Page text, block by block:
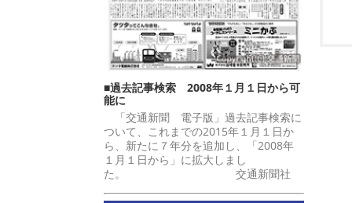
■過去記事検索 2008年１月１日から可
能に
「交通新聞 電子版」過去記事検索に
ついて、これまでの2015年１月１日か
ら、新たに７年分を追加し、「2008年
１月１日から」に拡大しまし
た。 交通新聞社